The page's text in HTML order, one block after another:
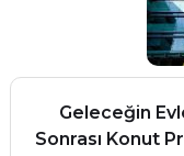
Geleceğin
Sonrası Konut